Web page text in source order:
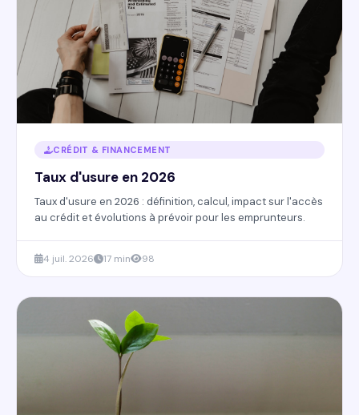
CRÉDIT & FINANCEMENT
Taux d'usure en 2026
Taux d'usure en 2026 : définition, calcul, impact sur l'accès
au crédit et évolutions à prévoir pour les emprunteurs.
4 juil. 2026 17 min 98